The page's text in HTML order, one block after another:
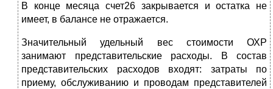
В конце месяца счет26 закрывается и остатка не
имеет, в балансе не отражается.
Значительный удельный вес стоимости ОХР
занимают представительские расходы. В состав
представительских расходов входят: затраты по
приему, обслуживанию и проводам представителей